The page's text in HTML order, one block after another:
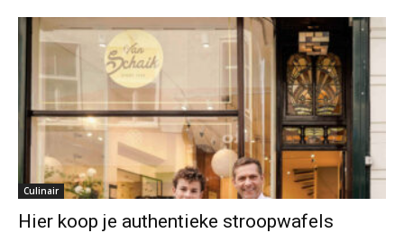
Culinair
Hier koop je authentieke stroopwafels